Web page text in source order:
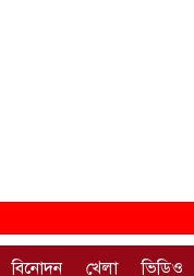
বিনোদন খেলা ভিডিও